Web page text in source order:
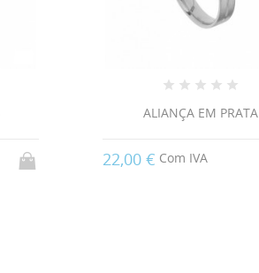
ALIANÇA EM PRATA
22,00 € Com IVA